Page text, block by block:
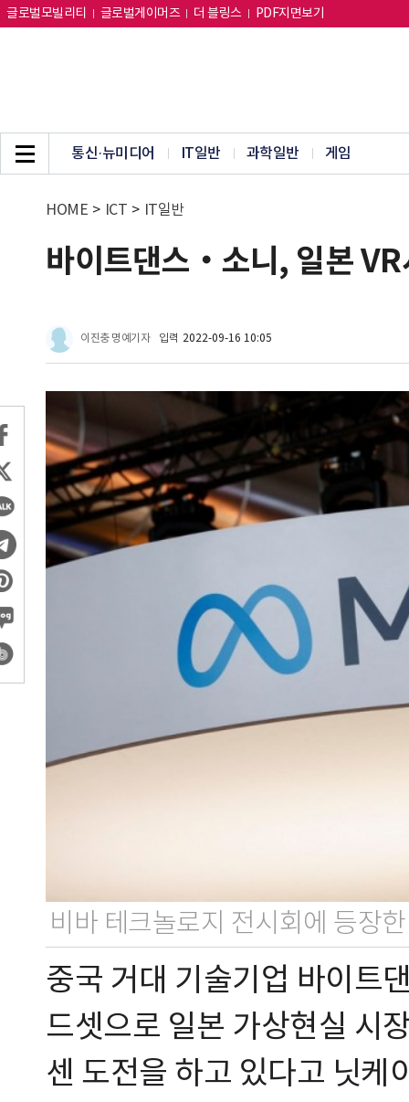
글로벌모빌리티 글로벌게이머즈 더 블링스 PDF지면보기
통신·뉴미디어 IT일반 과학일반 게임
HOME > ICT > IT일반
바이트댄스‧소니, 일본
이진충 명예기자 입력 2022-09-16 10:05
비바 테크놀로지 전시회에 등장
중국 거대 기술기업 바이트
드셋으로 일본 가상현실 시
센 도전을 하고 있다고 닛케